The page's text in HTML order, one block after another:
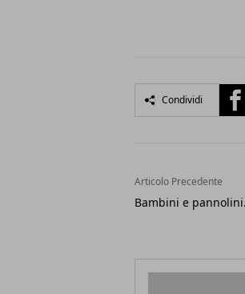
Condividi
Articolo Precedente
Bambini e